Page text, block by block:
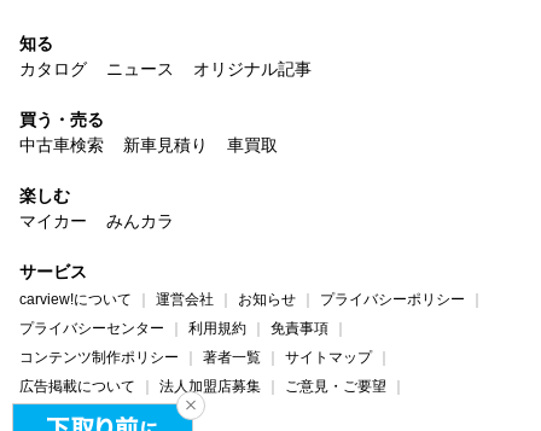
知る
カタログ
ニュース オリジナル記事
買う・売る
中古車検索
新車見積り 車買取
楽しむ
マイカー
みんカラ
サービス
carview!について 運営会社 お知らせ
プライバシーポリシー
プライバシーセンター
利用規約
免責事項
コンテンツ制作ポリシー
著者一覧
サイトマップ
広告掲載について
法人加盟店募集
ご意見・ご要望
ヘルプ・お問い合わせ